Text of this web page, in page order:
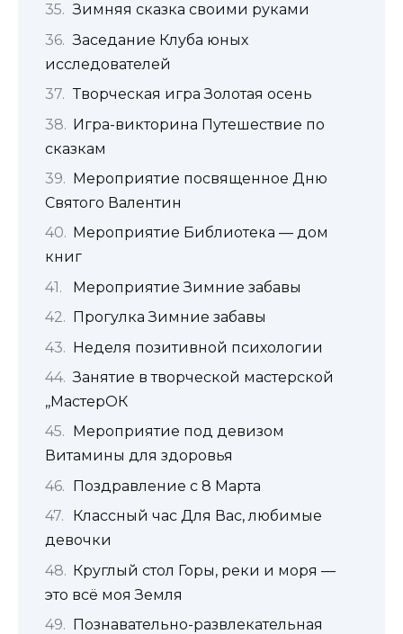
Зимняя сказка своими руками
Заседание Клуба юных
исследователей
Творческая игра Золотая осень
Игра-викторина Путешествие по
сказкам
Мероприятие посвященное Дню
Святого Валентин
Мероприятие Библиотека — дом
книг
Мероприятие Зимние забавы
Прогулка Зимние забавы
Неделя позитивной психологии
Занятие в творческой мастерской
,,МастерОК
Мероприятие под девизом
Витамины для здоровья
Поздравление с 8 Марта
Классный час Для Вас, любимые
девочки
Круглый стол Горы, реки и моря —
это всё моя Земля
Познавательно-развлекательная